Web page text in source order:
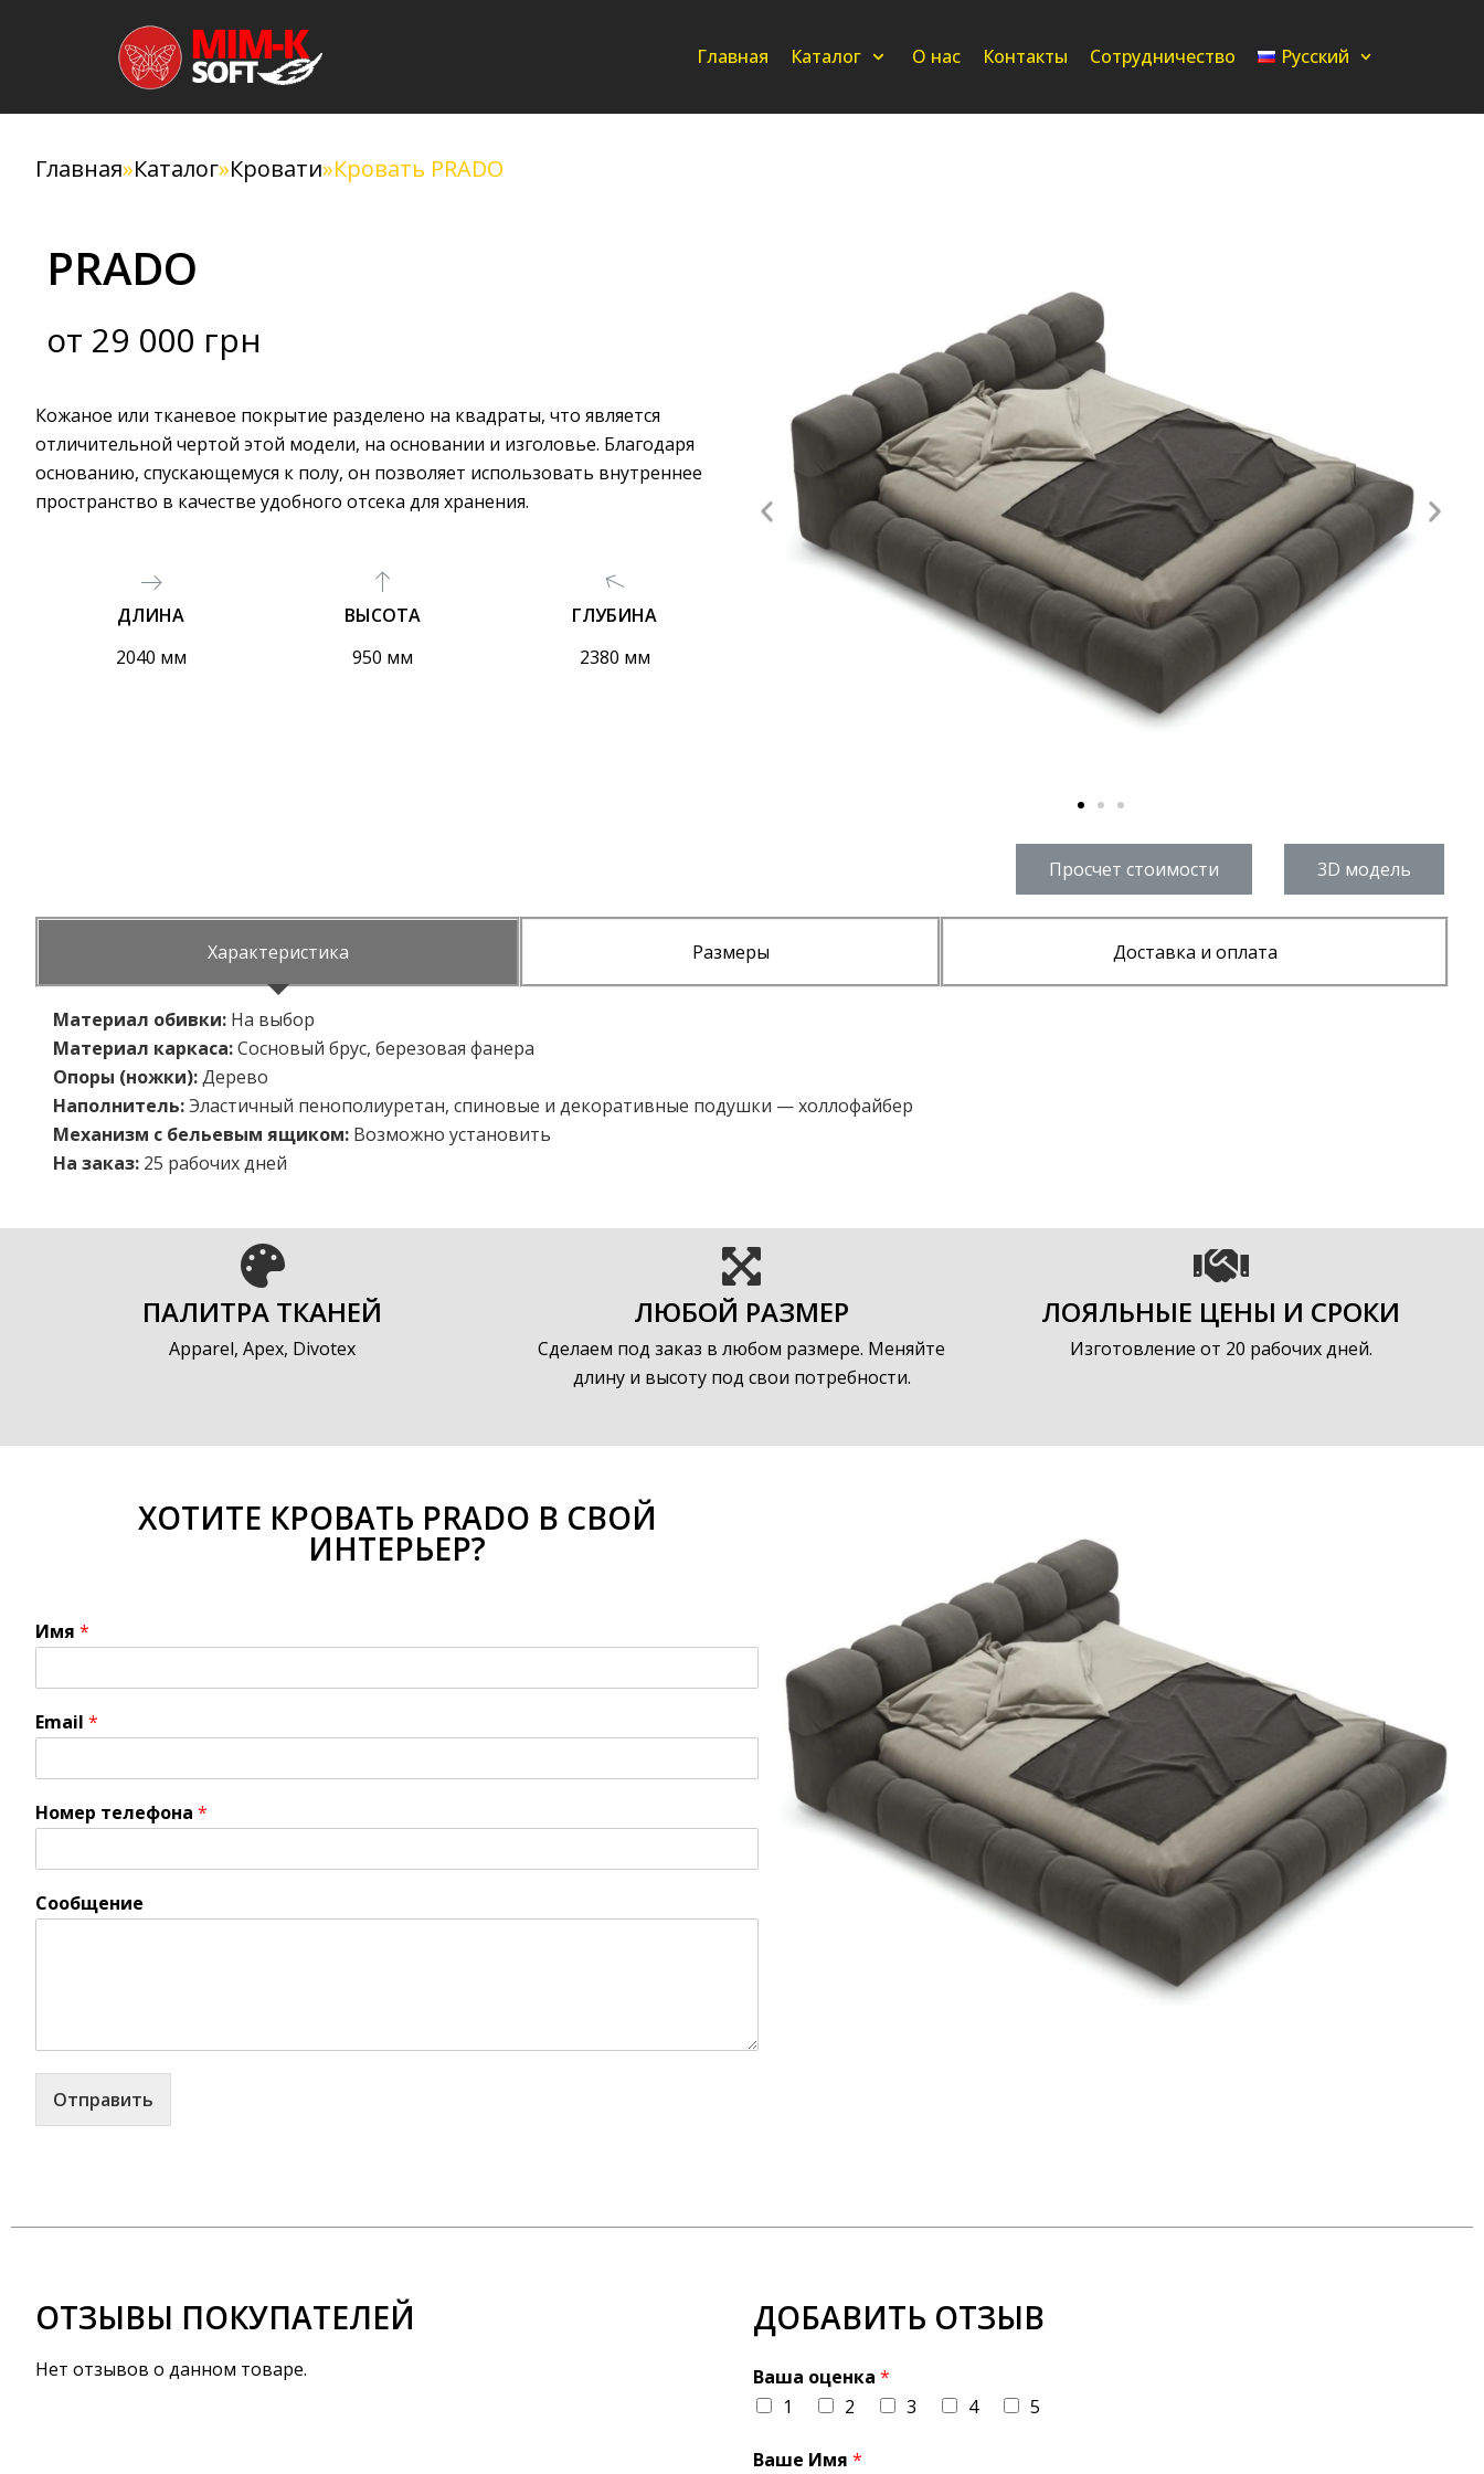
содержимому
Главная Каталог О нас Контакты Сотрудничество Русский
Главная»Каталог»Кровати»Кровать PRADO
PRADO
от 29 000 грн
Кожаное или тканевое покрытие разделено на квадраты, что является
отличительной чертой этой модели, на основании и изголовье. Благодаря
основанию, спускающемуся к полу, он позволяет использовать внутреннее
пространство в качестве удобного отсека для хранения.
ДЛИНА
2040 мм
ВЫСОТА
950 мм
ГЛУБИНА
2380 мм
Просчет стоимости 3D модель
Характеристика Размеры Доставка и оплата
Материал обивки: На выбор
Материал каркаса:Cосновый брус, березовая фанера
Опоры (ножки):Дерево
Наполнитель:Эластичный пенополиуретан, спиновые и декоративные подушки — холлофайбер
Механизм с бельевым ящиком: Возможно установить
На заказ: 25 рабочих дней
ПАЛИТРА ТКАНЕЙ
Apparel, Apex, Divotex
ЛЮБОЙ РАЗМЕР
Сделаем под заказ в любом размере. Меняйте
длину и высоту под свои потребности.
ЛОЯЛЬНЫЕ ЦЕНЫ И СРОКИ
Изготовление от 20 рабочих дней.
ХОТИТЕ КРОВАТЬ PRADO В СВОЙ
ИНТЕРЬЕР?
Имя *
Email *
Номер телефона *
Сообщение
Отправить
ОТЗЫВЫ ПОКУПАТЕЛЕЙ
Нет отзывов о данном товаре.
ДОБАВИТЬ ОТЗЫВ
Ваша оценка *
1
2 3 4 5
Ваше Имя *